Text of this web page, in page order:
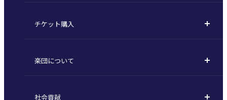
定期演奏会
東京オペラシティシリーズ
チケット購入
定期会員券 / セット券
楽団について
社会貢献